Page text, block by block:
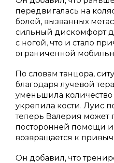
передвигалась на
болей, вызванных
сильный дискомфорт
с ногой, что и стало
ограниченной
По словам танцора,
благодаря лучевой
уменьшила количество
укрепила кости. Луис
теперь Валерия может
посторонней помощи и
возвращается к
Он добавил, что